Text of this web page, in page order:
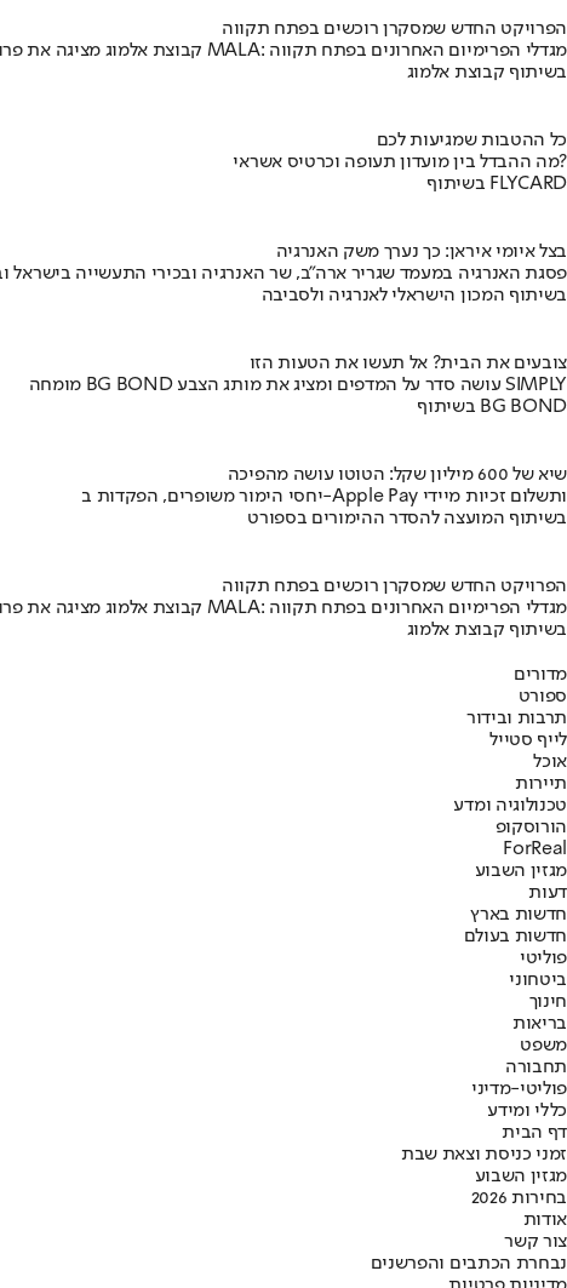
הפרויקט החדש שמסקרן רוכשים בפתח תקווה
קבוצת אלמוג מציגה את פרויקט MALA: מגדלי הפרימיום האחרונים בפתח תקווה
בשיתוף קבוצת אלמוג
כל ההטבות שמגיעות לכם
מה ההבדל בין מועדון תעופה וכרטיס אשראי?
בשיתוף FLYCARD
בצל איומי איראן: כך נערך משק האנרגיה
פסגת האנרגיה במעמד שגריר ארה"ב, שר האנרגיה ובכירי התעשייה בישראל
בשיתוף המכון הישראלי לאנרגיה ולסביבה
צובעים את הבית? אל תעשו את הטעות הזו
מומחה BG BOND עושה סדר על המדפים ומציג את מותג הצבע SIMPLY
בשיתוף BG BOND
שיא של 600 מיליון שקל: הטוטו עושה מהפיכה
יחסי הימור משופרים, הפקדות ב-Apple Pay ותשלום זכיות מיידי
בשיתוף המועצה להסדר ההימורים בספורט
הפרויקט החדש שמסקרן רוכשים בפתח תקווה
קבוצת אלמוג מציגה את פרויקט MALA: מגדלי הפרימיום האחרונים בפתח תקווה
בשיתוף קבוצת אלמוג
מדורים
ספורט
תרבות ובידור
לייף סטייל
אוכל
תיירות
טכנולוגיה ומדע
הורוסקופ
ForReal
מגזין השבוע
דעות
חדשות בארץ
חדשות בעולם
פוליטי
ביטחוני
חינוך
בריאות
משפט
תחבורה
פוליטי-מדיני
כללי ומידע
דף הבית
זמני כניסת וצאת שבת
מגזין השבוע
בחירות 2026
אודות
צור קשר
נבחרת הכתבים והפרשנים